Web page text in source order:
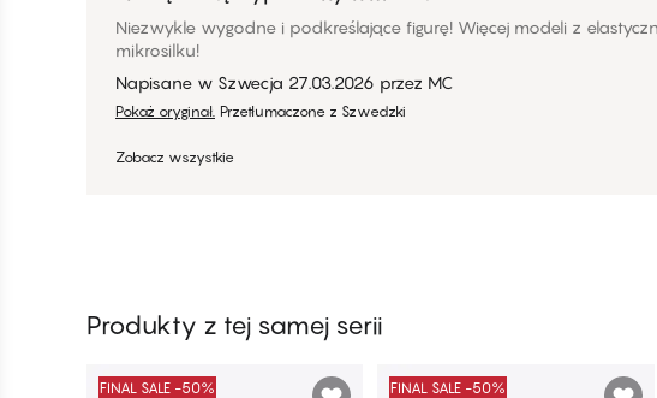
Niezwykle wygodne i podkreślające figurę! Więcej modeli z
mikrosilku!
Napisane w Szwecja 27.03.2026 przez MC
Pokaż oryginał. Przetłumaczone z Szwedzki
Zobacz wszystkie
Produkty z tej samej serii
FINAL SALE -50% FINAL SALE -50%